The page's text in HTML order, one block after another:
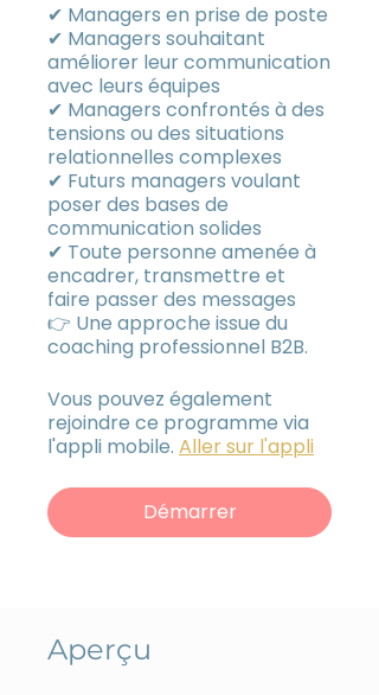
✔ Managers en prise de poste
✔ Managers souhaitant
améliorer leur communication
avec leurs équipes
✔ Managers confrontés à des
tensions ou des situations
relationnelles complexes
✔ Futurs managers voulant
poser des bases de
communication solides
✔ Toute personne amenée à
encadrer, transmettre et
faire passer des messages
👉 Une approche issue du
coaching professionnel B2B.
Vous pouvez également
rejoindre ce programme via
l'appli mobile. Aller sur l'appli
Démarrer
Aperçu